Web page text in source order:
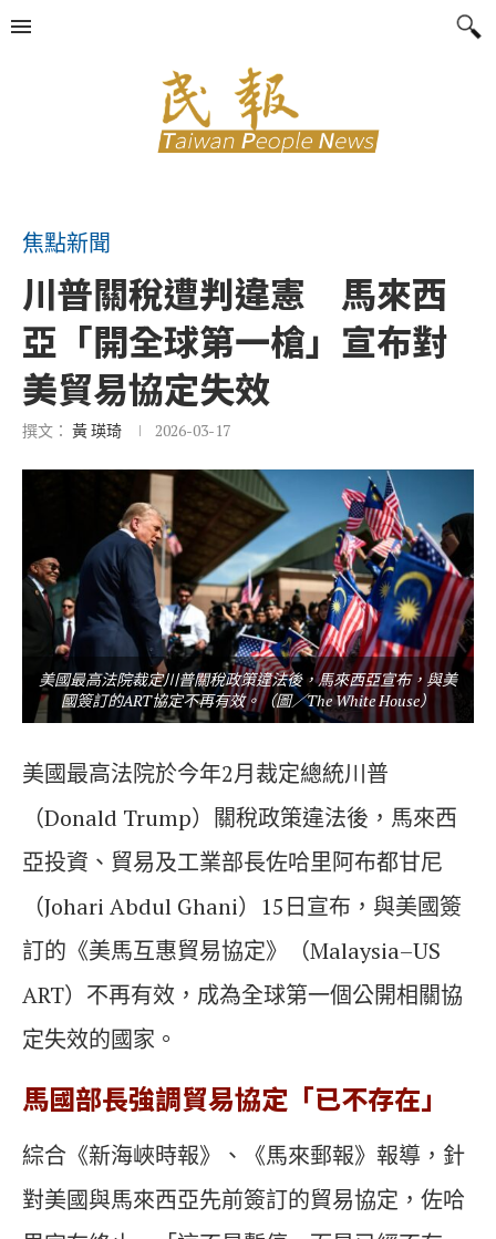
焦點新聞
川普關稅遭判違憲 馬來西
亞「開全球第一槍」宣布對
美貿易協定失效
撰文： 黃 瑛琦 2026-03-17
美國最高法院裁定川普關稅政策違法後，馬來西亞宣布，與美
國簽訂的ART協定不再有效。（圖／The White House）
美國最高法院於今年2月裁定總統川普
（Donald Trump）關稅政策違法後，馬來西
亞投資、貿易及工業部長佐哈里阿布都甘尼
（Johari Abdul Ghani）15日宣布，與美國簽
訂的《美馬互惠貿易協定》（Malaysia–US
ART）不再有效，成為全球第一個公開相關協
定失效的國家。
馬國部長強調貿易協定「已不存在」
綜合《新海峽時報》、《馬來郵報》報導，針
對美國與馬來西亞先前簽訂的貿易協定，佐哈